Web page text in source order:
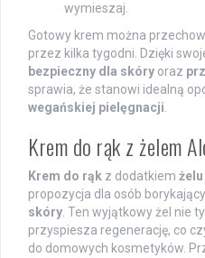
wymieszaj.
Gotowy krem można
przez kilka tygodni. Dzięki
bezpieczny dla skóry oraz
sprawia, że stanowi idealną
wegańskiej pielęgnacji
Krem do rąk z żelem
Krem do rąk z dodatkiem
propozycja dla osób
skóry . Ten wyjątkowy żel nie
przyspiesza regenerację, co
do domowych kosmetyków.